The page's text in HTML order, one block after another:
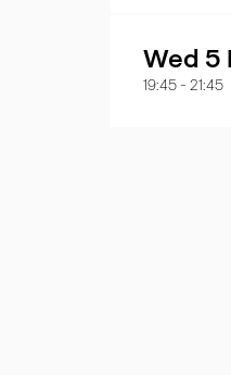
Wed 5
19:45 - 21:45